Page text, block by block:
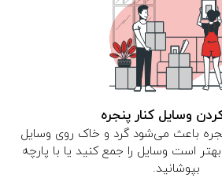
وسایل کنار پنجره
باعث می‌شود گرد و خاک روی وسایل
بهتر است وسایل را جمع کنید یا با پارچه
بپوشانید.